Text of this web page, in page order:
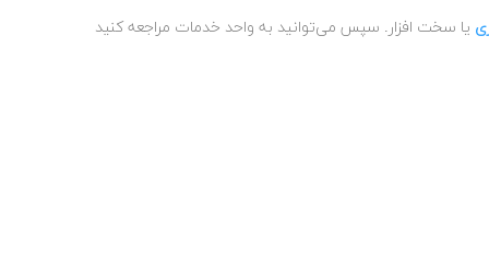
یا سخت افزار. سپس می‌توانید به واحد خدمات مراجعه کنید